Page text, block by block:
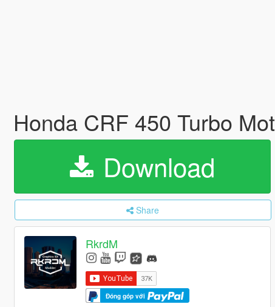
Honda CRF 450 Turbo
Download
Share
RkrdM
Đóng góp với